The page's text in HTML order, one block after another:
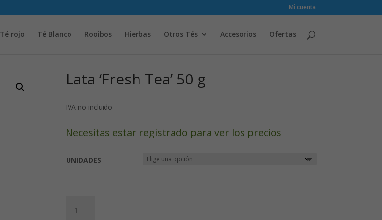
Mi cuenta
Té rojo Té Blanco Rooibos Hierbas Otros Tés Accesorios Ofertas
Lata ‘Fresh Tea’ 50 g
IVA no incluido
Necesitas estar registrado para ver los precios
UNIDADES
'Fresh